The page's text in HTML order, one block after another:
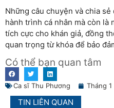
Những câu chuyện và chia
hành trình cá nhân mà còn
tích cực cho khán giả, đồng
quan trọng từ khóa để bảo
Có thể bạn quan tâm
Ca sĩ Thu Phương Tháng
TIN LIÊN QUAN